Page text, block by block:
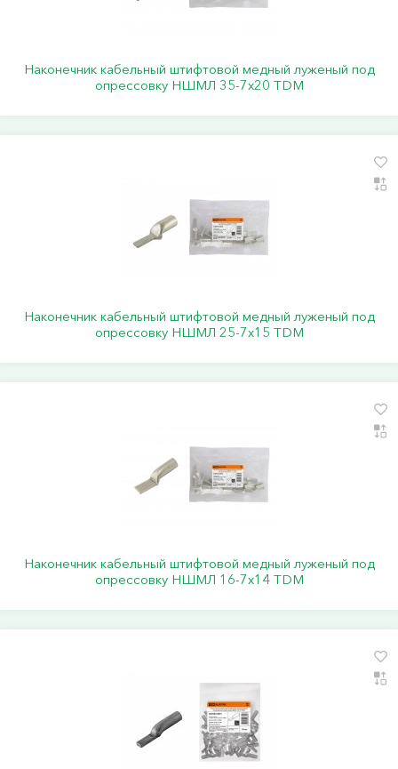
Наконечник кабельный штифтовой медный луженый под
опрессовку НШМЛ 35-7x20 TDM
Наконечник кабельный штифтовой медный луженый под
опрессовку НШМЛ 25-7x15 TDM
Наконечник кабельный штифтовой медный луженый под
опрессовку НШМЛ 16-7x14 TDM